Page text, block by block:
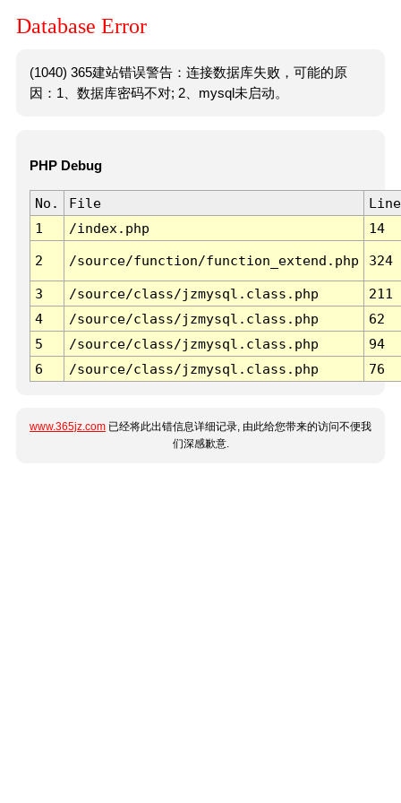
Database Error
(1040) 365建站错误警告：连接数据库失败，可能的原
因：1、数据库密码不对; 2、mysql未启动。
PHP Debug
No. File
Line
1
/index.php 14
2 /source/function/function_extend.php 324
3 /source/class/jzmysql.class.php
211
4
/source/class/jzmysql.class.php
62
5
/source/class/jzmysql.class.php
94
6
/source/class/jzmysql.class.php 76
www.365jz.com 已经将此出错信息详细记录, 由此给您带来的访问不便我
们深感歉意.